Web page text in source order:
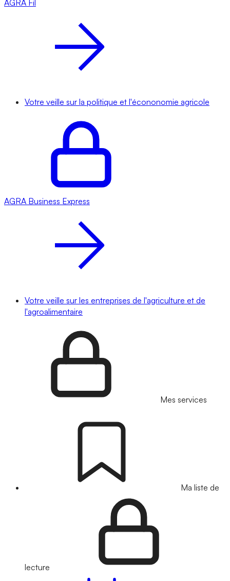
AGRA Fil
Votre veille sur la politique et l'écononomie agricole
AGRA Business Express
Votre veille sur les entreprises de l'agriculture et de
l'agroalimentaire
Mes services
Ma liste de
lecture